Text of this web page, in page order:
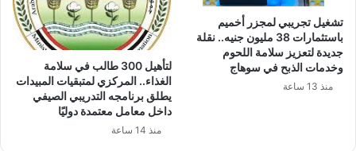
تشغيل تجريبي لمجزر أخميم
باستثمارات 38 مليون جنيه.. نقلة
جديدة لتعزيز سلامة اللحوم
وخدمات الذبح في سوهاج
منذ 13 ساعة
لتأهيل 300 طالب في سلامة
الغذاء.. المركزي لمتبقيات المبيدات
يطلق برنامجه التدريبي الصيفي
داخل معامل معتمدة دوليًا
منذ 14 ساعة